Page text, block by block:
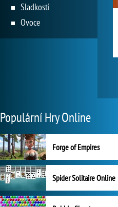
Sladkosti
Ovoce
Populární Hry Online
Forge of Empires
Spider Solitaire Online